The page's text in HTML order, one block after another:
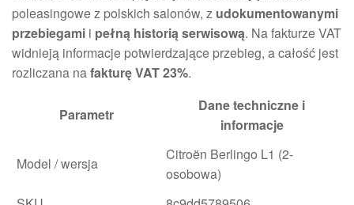
poleasingowe z polskich salonów, z udokumentowanymi
przebiegami i pełną historią serwisową. Na fakturze VAT
widnieją informacje potwierdzające przebieg, a całość jest
rozliczana nafakturę VAT 23%.
Parametr
Dane techniczne i
informacje
Model / wersja
Citroën Berlingo L1 (2-
osobowa)